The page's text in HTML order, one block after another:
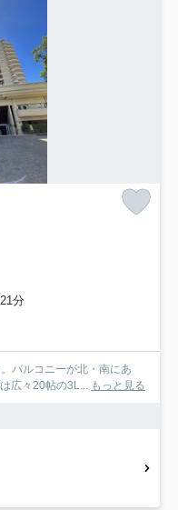
分
バルコニーが北・南にあ
広々20帖の3L... もっと見る